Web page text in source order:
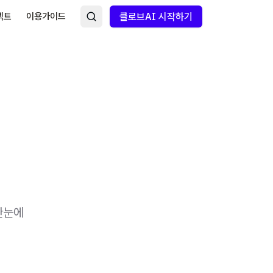
트 이용가이드 클로브AI 시작하기
에